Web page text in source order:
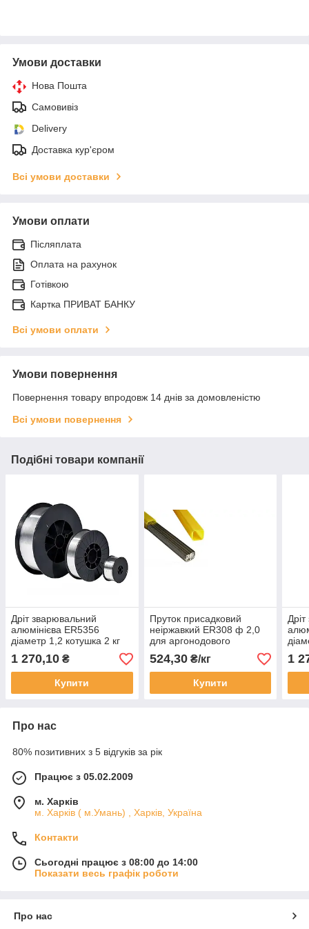
Умови доставки
Нова Пошта
Самовивіз
Delivery
Доставка кур'єром
Всі умови доставки
Умови оплати
Післяплата
Оплата на рахунок
Готівкою
Картка ПРИВАТ БАНКУ
Всі умови оплати
Умови повернення
Повернення товару впродовж 14 днів за домовленістю
Всі умови повернення
Подібні товари компанії
Дріт зварювальний
алюмінієва ER5356
діаметр 1,2 котушка 2 кг
1 270,10 ₴
Купити
Пруток присадковий
неіржавкий ER308 ф 2,0
для аргонодового
зварювання TIG
524,30₴/кг
Купити
1
Про нас
80% позитивних з 5 відгуків за рік
Працює з 05.02.2009
м. Харків
м. Харків ( м.Умань) , Харків, Україна
Контакти
Сьогодні працює з 08:00 до 14:00
Показати весь графік роботи
Про нас